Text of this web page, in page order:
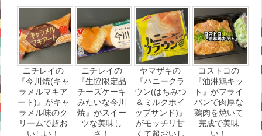
ニチレイの
『今川焼(キャ
ラメルマキア
ート)』がキャ
ラメル味のク
リームで超お
いしい！
ニチレイの
『生協限定品
チーズケーキ
みたいな今川
焼』がスイー
ツな美味し
さ！
ヤマザキの
『ハニークラ
ウン(はちみつ
＆ミルクホイ
ップサンド)』
がモッチリ甘
くて超おいし
コストコの
『油淋鶏キッ
ト』がフライ
パンで肉厚な
鶏肉を焼いて
完成で美味
い！